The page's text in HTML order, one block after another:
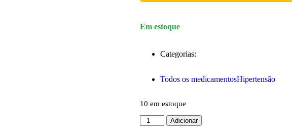
Em estoque
Categorias:
Todos os medicamentosHipertensão
10 em estoque
Adicionar